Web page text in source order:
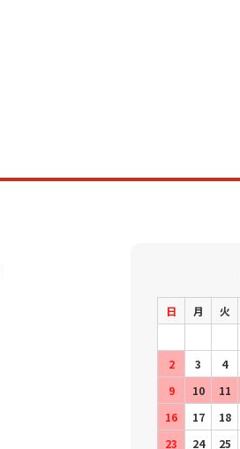
日 月 火
2
3 4
9
10 11
16
17 18
23
24 25